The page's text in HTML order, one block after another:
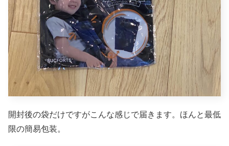
開封後の袋だけですがこんな感じで届きます。ほんと最低
限の簡易包装。